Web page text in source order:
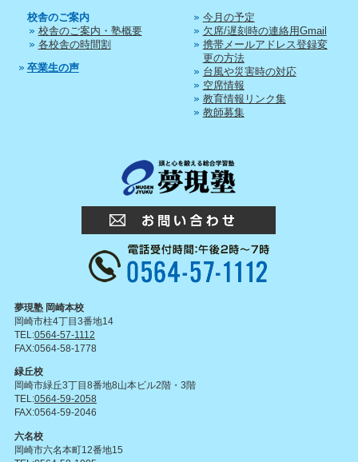
校舎のご案内
校舎のご案内・塾概要
各校舎の時間割
卒業生の声
今月の予定
欠席/遅刻時の連絡用Gmail
携帯メールアドレス登録変
更の方法
台風や災害時の対応
空席情報
教育情報リンク集
教師募集
夢現塾 岡崎本校
岡崎市柱4丁目3番地14
TEL:0564-57-1112
FAX:0564-58-1778
緑丘校
岡崎市緑丘3丁目8番地8山本ビル2階・3階
TEL:0564-59-2058
FAX:0564-59-2046
六名校
岡崎市六名本町12番地15